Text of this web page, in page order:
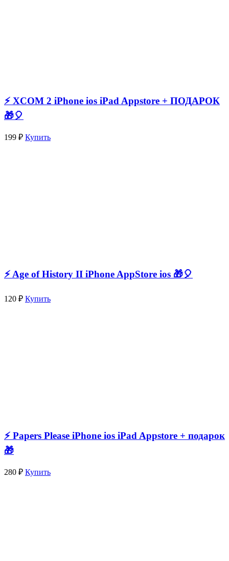
⚡️ XCOM 2 iPhone ios iPad Appstore + ПОДАРОК
🎁🎈
199 ₽ Купить
⚡️ Age of History II iPhone AppStore ios 🎁🎈
120 ₽ Купить
⚡️ Papers Please iPhone ios iPad Appstore + подарок
🎁
280 ₽ Купить